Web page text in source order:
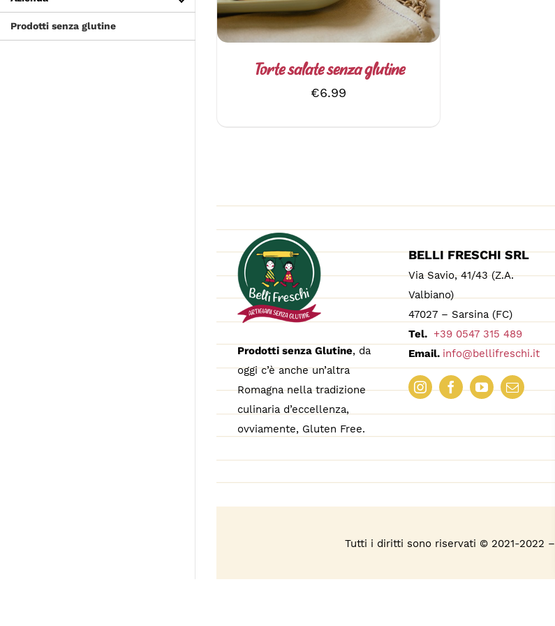
Prodotti senza glutine
LE
OPZIONI
POSSONO
SCELTE
NELLA
PAGINA
Torte salate senza glutine
€6.99
Prodotti senza Glutine, da
oggi c’è anche un’altra
Romagna nella tradizione
culinaria d’eccellenza,
ovviamente, Gluten Free.
BELLI FRESCHI SRL
Via Savio, 41/43 (Z.A.
Valbiano)
47027 – Sarsina (FC)
Tel. +39 0547 315 489
Email. info@bellifreschi.it
Tutti i diritti sono riservati © 2021-2022 –